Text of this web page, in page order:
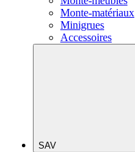
Monte-matériaux
Minigrues
Accessoires
SAV